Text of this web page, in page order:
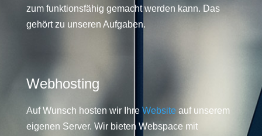
zum funktionsfähig gemacht werden kann. Das
gehört zu unseren Aufgaben.
Webhosting
Auf Wunsch hosten wir Ihre Website auf unserem
eigenen Server. Wir bieten Webspace mit